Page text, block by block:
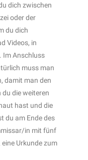
dich zwischen
oder der
du dich
Videos, in
Im Anschluss
muss man
damit man den
du die weiteren
hast und die
du am Ende des
in mit fünf
Urkunde zum